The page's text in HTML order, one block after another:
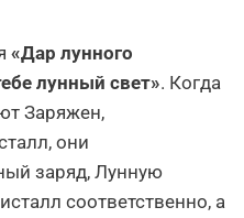
«Дар лунного
лунный свет». Когда
Заряжен,
они
заряд, Лунную
соответственно, а